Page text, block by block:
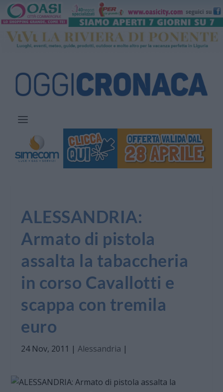
ALESSANDRIA:
Armato di pistola
assalta la tabaccheria
in corso Cavallotti e
scappa con tremila
euro
24 Nov, 2011 |Alessandria |